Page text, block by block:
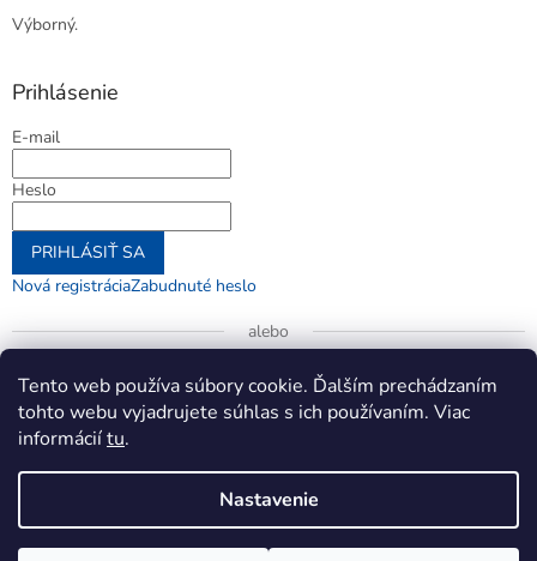
Tento web používa súbory cookie. Ďalším prechádzaním
tohto webu vyjadrujete súhlas s ich používaním. Viac
informáciítu.
Nastavenie
Výborný.
Prihlásenie
E-mail
Heslo
PRIHLÁSIŤ SA
Nová registráciaZabudnuté heslo
alebo
Prihlásiť sa cez Google
Copyright 2026jenifer.sk. Všetky práva vyhradené.Upraviť